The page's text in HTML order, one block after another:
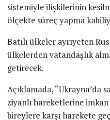
sistemiyle ilişkilerinin
ölçekte süreç yapma
Batılı ülkeler ayrıyeten
ülkelerden vatandaşlık
getirecek.
Açıklamada, “Ukrayna’da
ziyanlı hareketlerine
bireylere karşı harekete